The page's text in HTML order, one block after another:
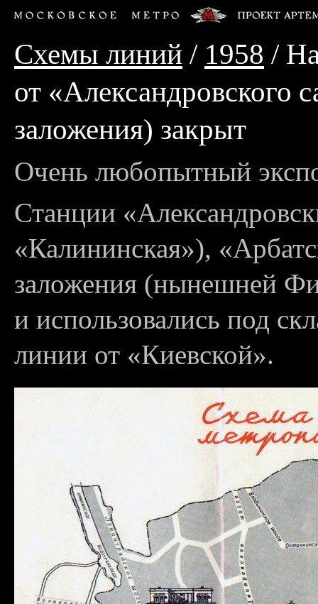
Схемы линий / 1958 /
от «Александровского
заложения) закрыт
Очень любопытный
Станции
«Калининская»),
заложения (нынешней
и использовались под
линии от «Киевской».